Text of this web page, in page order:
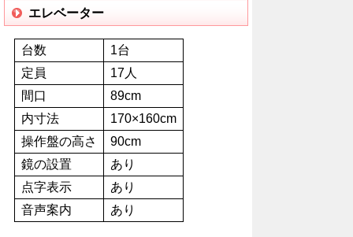
エレベーター
台数
1台
定員
17人
間口
89cm
内寸法
170×160cm
操作盤の高さ
90cm
鏡の設置
あり
点字表示
あり
音声案内
あり